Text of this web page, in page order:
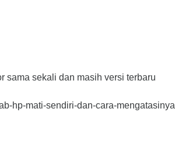
sama sekali dan masih versi terbaru
hp-mati-sendiri-dan-cara-mengatasinya